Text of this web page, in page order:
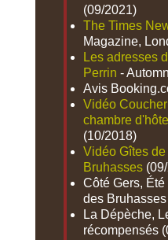
(09/2021)
The Times
Magazine,
Les adresses
Perrin -
Avis
Vidéo
chambre
(10/2018)
Vidéo Gîtes
Bruhasses(09/
Côté Gers,
des Bruhasses
La Dépèche,
récompensés